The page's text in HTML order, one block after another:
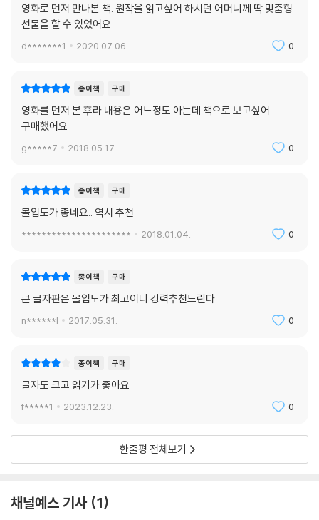
독자들이 별 생각 없이 백 년을 산 것처럼 보이는 알란의 철학과 모험에 가
슴 깊이 동의할 수 있는 것은 이 세상 무엇보다도 중요한 것은 각자의 삶과
현대사의 주요 장면과 맞닥뜨리는 재미
이 작품의 가장 큰 미덕은 뭐니 뭐니 해도 세계 현대사의 주요 사건을 한 권
계 대전 중 뜨거웠던 핵무기 개발 경쟁이 재미있는 예다. 세계 최초로 핵폭
탄을 개발한 미국은 사실 알란의 도움으로 핵폭발의 열쇠를 찾았고, 이어
러시아는 알란이 술에 취해 정보를 흘림으로써 핵 개발에 성공했다는 식이
통해 엿볼 수 있다.
한국 독자들이 가장 관심을 가질 부분은 역시 알란이 김일성과 김정일을
기가 된다. 결국 알란이 없었다면 세계는 물론 한반도의 역사까지 완전히
달라졌을지 모르는 일이다.
빠르게 전개되며, 어떤 어려움에도 굴하지 않는 명랑한 책. 주인공처럼 유
쾌하면서도 영리한 플롯을 지닌 이 책의 사랑스러운 매력은 북유럽 추리소
신랄하게 웃기고 미친 듯 자유분방하게 쓰인 데뷔작. - 선데이 타임스(영
영화로 먼저 만나본 책. 원작을 읽고싶어 하시던 어머니께 딱 맞춤형
선물을 할 수 있었어요
d*******1 2020.07.06. 0
종이책 구매
영화를 먼저 본 후라 내용은 어느정도 아는데 책으로 보고싶어
구매했어요
g*****7 2018.05.17. 0
종이책 구매
몰입도가 좋네요.. 역시 추천
********************** 2018.01.04. 0
종이책 구매
큰 글자판은 몰입도가 최고이니 강력추천드린다.
n******l 2017.05.31. 0
종이책 구매
글자도 크고 읽기가 좋아요
f*****1 2023.12.23. 0
한줄평 전체보기
채널예스 기사 1